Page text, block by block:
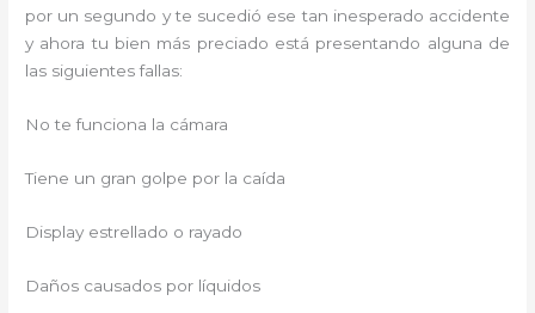
por un segundo y te sucedió ese tan inesperado accidente
y ahora tu bien más preciado está presentando alguna de
las siguientes fallas:
No te funciona la cámara
Tiene un gran golpe por la caída
Display estrellado o rayado
Daños causados por líquidos